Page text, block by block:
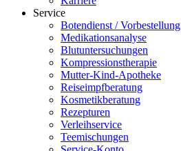
Service
Botendienst / Vorbestellung
Medikationsanalyse
Blutuntersuchungen
Kompressionstherapie
Mutter-Kind-Apotheke
Reiseimpfberatung
Kosmetikberatung
Rezepturen
Verleihservice
Teemischungen